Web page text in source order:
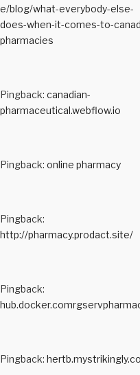
e/blog/what-everybody-else-
does-when-it-comes-to-
pharmacies
Pingback: canadian-
pharmaceutical.webflow.io
Pingback: online pharmacy
Pingback:
http://pharmacy.prodact.site/
Pingback:
Pingback: